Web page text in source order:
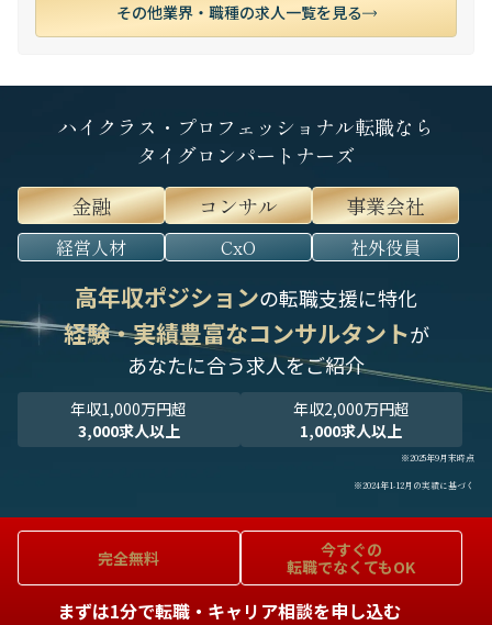
その他業界・職種の求人一覧を見る
ハイクラス・プロフェッショナル転職なら
タイグロンパートナーズ
金融
コンサル 事業会社
経営人材 CxO 社外役員
高年収ポジションの転職支援に特化
経験・実績豊富なコンサルタントが
あなたに合う求人をご紹介
年収1,000万円超
3,000求人以上
年収2,000万円超
1,000求人以上
※2025年9月末時点
※2024年1-12月の実績に基づく
完全無料
今すぐの
転職でなくてもOK
まずは1分で転職・キャリア相談を申し込む